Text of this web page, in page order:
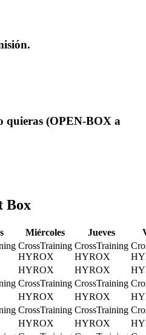
quieras (OPEN-BOX a
Box
Miércoles Jueves
CrossTraining
HYROX
CrossTraining
HYROX
HYROX HYROX
CrossTraining CrossTraining
HYROX HYROX
CrossTraining CrossTraining
HYROX HYROX